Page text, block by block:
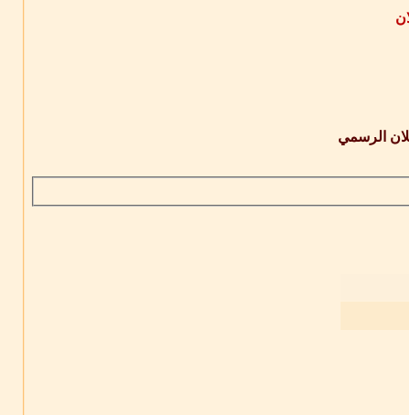
الرسمي